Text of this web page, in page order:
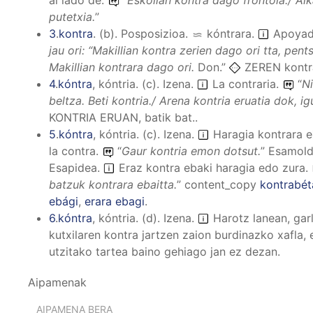
putetxia.”
3.kontra. (b). Posposizioa. kóntrara.
jau ori: “Makillian kontra zerien dago ori tta,
Makillian kontrara dago ori. Don.”
ZEREN
4.kóntra, kóntria. (c). Izena. La contraria. “
beltza. Beti kontria./ Arena kontria eruatia dok,
KONTRIA ERUAN, batik bat..
5.kóntra, kóntria. (c). Izena.
Haragia kontrara
la contra.
“Gaur kontria emon dotsut.”
Esapidea. Eraz kontra ebaki haragia edo zura.
batzuk kontrara ebaitta.” content_copy
ebági, erara ebagi.
6.kóntra, kóntria. (d). Izena.
Harotz lanean,
kutxilaren kontra jartzen zaion burdinazko xafla,
utzitako tartea baino gehiago jan ez dezan.
Aipamenak
AIPAMENA BERA